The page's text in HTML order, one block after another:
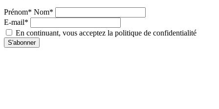
Prénom* Nom*
E-mail*
En continuant, vous acceptez la politique de confidentialité